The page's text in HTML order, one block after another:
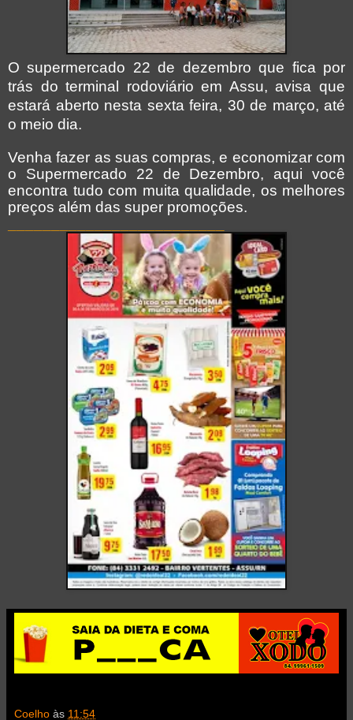
O supermercado 22 de dezembro que fica por
trás do terminal rodoviário em Assu, avisa que
estará aberto nesta sexta feira, 30 de março, até
o meio dia.
Venha fazer as suas compras, e economizar com
o Supermercado 22 de Dezembro, aqui você
encontra tudo com muita qualidade, os melhores
preços além das super promoções.
Coelho às 11:54